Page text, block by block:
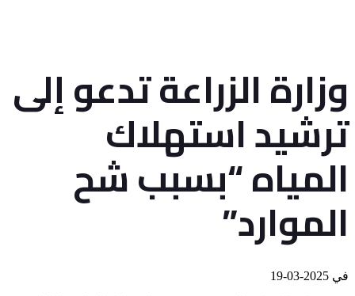
وزارة الزراعة تدعو إلى
ترشيد استهلاك
المياه “بسبب شح
الموارد”
في